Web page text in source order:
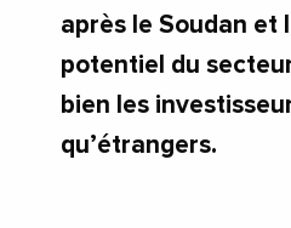
après le Soudan et
potentiel du
bien les
qu’étrangers.